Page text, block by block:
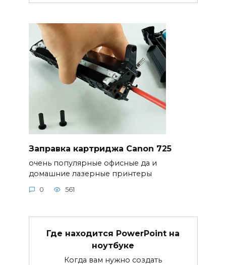
Заправка картриджа Canon 725
очень популярные офисные да и
домашние лазерные принтеры
0 561
Где находится PowerPoint на
ноутбуке
Когда вам нужно создать